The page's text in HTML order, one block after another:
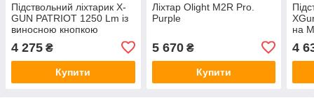
Підствольний ліхтарик X-
GUN PATRIOT 1250 Lm із
виносною кнопкою
4 275 ₴
Купити
Ліхтар Olight M2R Pro.
Purple
5 670₴
Купити
на
4